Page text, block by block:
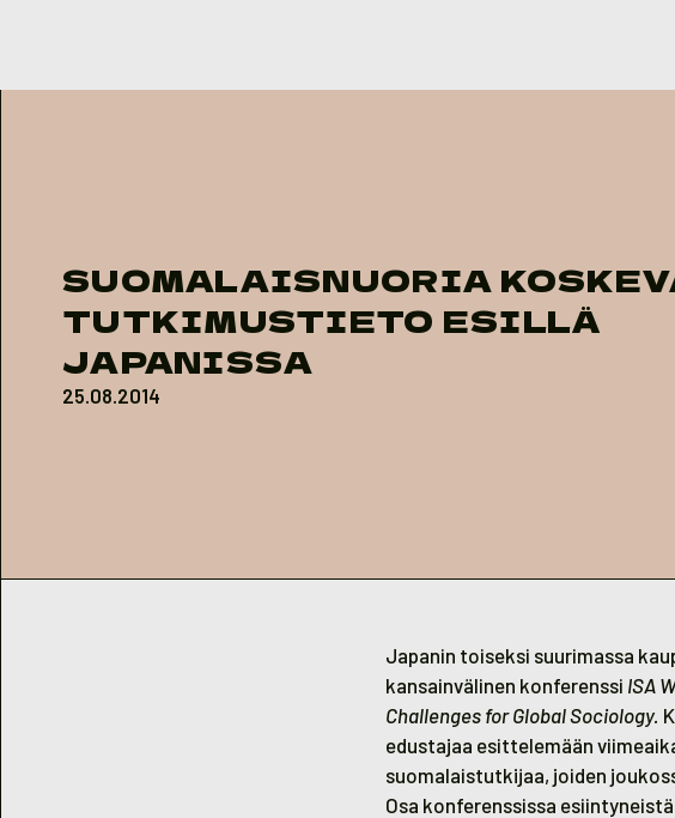
SUOMALAISNUORIA
TUTKIMUSTIETO ESILLÄ
JAPANISSA
25.08.2014
Japanin toiseksi suurimassa
kansainvälinen konferenssi ISA
Challenges for Global Sociology.
edustajaa esittelemään
suomalaistutkijaa, joiden
Osa konferenssissa